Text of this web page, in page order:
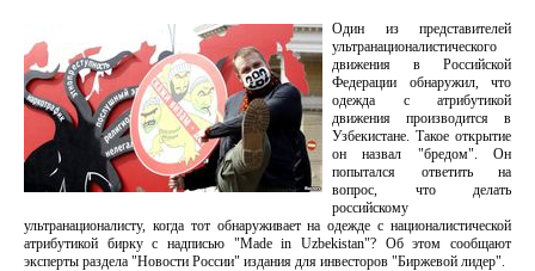
Один из представителей
ультранационалистического
движения в Российской
Федерации обнаружил, что
одежда с атрибутикой
движения производится в
Узбекистане. Такое открытие
он назвал "бредом". Он
попытался ответить на
вопрос, что делать
российскому
ультранационалисту, когда тот обнаруживает на одежде с националистической
атрибутикой бирку с надписью "Мade in Uzbekistan"? Об этом сообщают
эксперты раздела "Новости России" издания для инвесторов "Биржевой лидер".